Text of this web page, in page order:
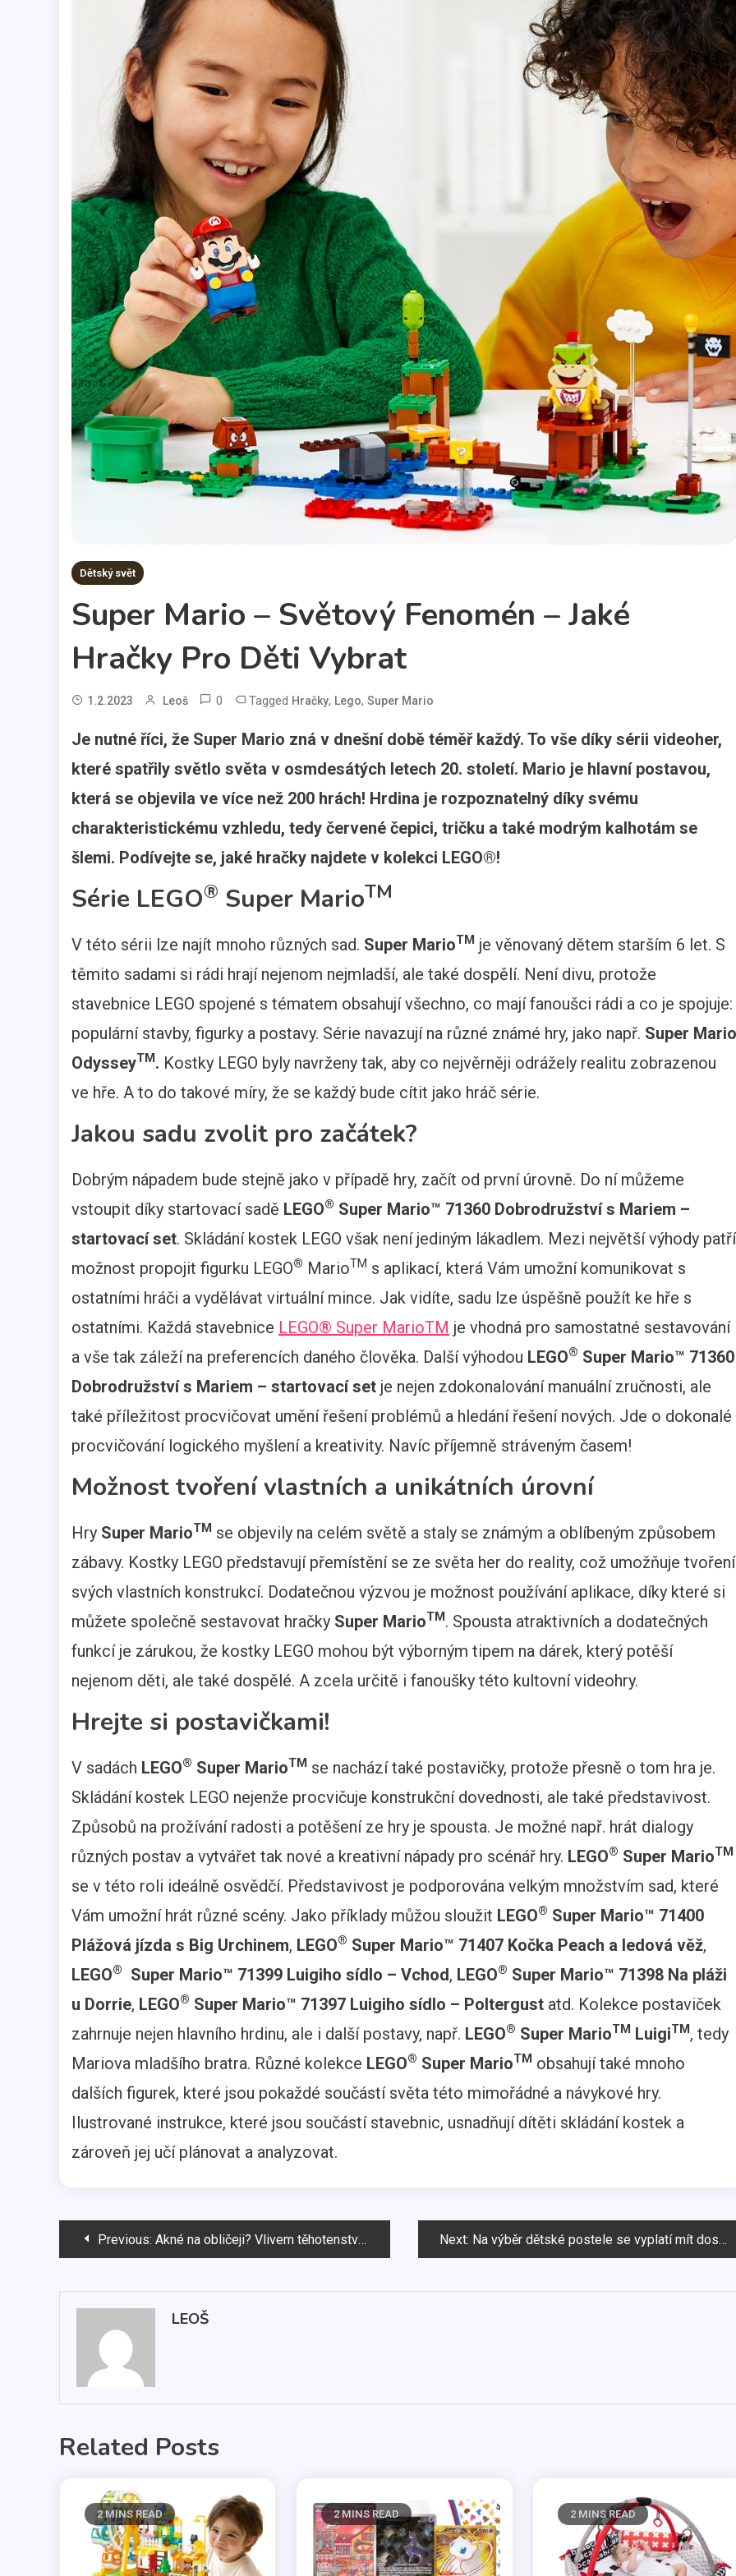
Dětský svět
Super Mario – Světový Fenomén – Jaké
Hračky Pro Děti Vybrat
1.2.2023 Leoš 0 Tagged Hračky, Lego, Super Mario
Je nutné říci, že Super Mario zná v dnešní době téměř každý. To vše díky sérii videoher,
které spatřily světlo světa v osmdesátých letech 20. století. Mario je hlavní postavou,
která se objevila ve více než 200 hrách! Hrdina je rozpoznatelný díky svému
charakteristickému vzhledu, tedy červené čepici, tričku a také modrým kalhotám se
šlemi. Podívejte se, jaké hračky najdete v kolekci LEGO®!
Série LEGO® Super MarioTM
V této sérii lze najít mnoho různých sad. Super MarioTM je věnovaný dětem starším 6 let. S
těmito sadami si rádi hrají nejenom nejmladší, ale také dospělí. Není divu, protože
stavebnice LEGO spojené s tématem obsahují všechno, co mají fanoušci rádi a co je spojuje:
populární stavby, figurky a postavy. Série navazují na různé známé hry, jako např. Super Mario
OdysseyTM. Kostky LEGO byly navrženy tak, aby co nejvěrněji odrážely realitu zobrazenou
ve hře. A to do takové míry, že se každý bude cítit jako hráč série.
Jakou sadu zvolit pro začátek?
Dobrým nápadem bude stejně jako v případě hry, začít od první úrovně. Do ní můžeme
vstoupit díky startovací sadě LEGO® Super Mario™ 71360 Dobrodružství s Mariem –
startovací set. Skládání kostek LEGO však není jediným lákadlem. Mezi největší výhody patří
možnost propojit figurku LEGO® MarioTM s aplikací, která Vám umožní komunikovat s
ostatními hráči a vydělávat virtuální mince. Jak vidíte, sadu lze úspěšně použít ke hře s
ostatními. Každá stavebnice LEGO® Super MarioTM je vhodná pro samostatné sestavování
a vše tak záleží na preferencích daného člověka. Další výhodou LEGO® Super Mario™ 71360
Dobrodružství s Mariem – startovací set je nejen zdokonalování manuální zručnosti, ale
také příležitost procvičovat umění řešení problémů a hledání řešení nových. Jde o dokonalé
procvičování logického myšlení a kreativity. Navíc příjemně stráveným časem!
Možnost tvoření vlastních a unikátních úrovní
Hry Super MarioTM se objevily na celém světě a staly se známým a oblíbeným způsobem
zábavy. Kostky LEGO představují přemístění se ze světa her do reality, což umožňuje tvoření
svých vlastních konstrukcí. Dodatečnou výzvou je možnost používání aplikace, díky které si
můžete společně sestavovat hračky Super MarioTM. Spousta atraktivních a dodatečných
funkcí je zárukou, že kostky LEGO mohou být výborným tipem na dárek, který potěší
nejenom děti, ale také dospělé. A zcela určitě i fanoušky této kultovní videohry.
Hrejte si postavičkami!
V sadách LEGO® Super MarioTM se nachází také postavičky, protože přesně o tom hra je.
Skládání kostek LEGO nejenže procvičuje konstrukční dovednosti, ale také představivost.
Způsobů na prožívání radosti a potěšení ze hry je spousta. Je možné např. hrát dialogy
různých postav a vytvářet tak nové a kreativní nápady pro scénář hry. LEGO® Super MarioTM
se v této roli ideálně osvědčí. Představivost je podporována velkým množstvím sad, které
Vám umožní hrát různé scény. Jako příklady můžou sloužit LEGO® Super Mario™ 71400
Plážová jízda s Big Urchinem, LEGO® Super Mario™ 71407 Kočka Peach a ledová věž,
LEGO® Super Mario™ 71399 Luigiho sídlo – Vchod, LEGO® Super Mario™ 71398 Na pláži
u Dorrie, LEGO® Super Mario™ 71397 Luigiho sídlo – Poltergust atd. Kolekce postaviček
zahrnuje nejen hlavního hrdinu, ale i další postavy, např. LEGO® Super MarioTM LuigiTM, tedy
Mariova mladšího bratra. Různé kolekce LEGO® Super MarioTM obsahují také mnoho
dalších figurek, které jsou pokaždé součástí světa této mimořádné a návykové hry.
Ilustrované instrukce, které jsou součástí stavebnic, usnadňují dítěti skládání kostek a
zároveň jej učí plánovat a analyzovat.
Navigace
příspěvek
Previous: Akné na obličeji? Vlivem těhotenství může docházet i k edémům a ke zvětšení nosu! Next: Na výběr dětské postele se vyplatí mít dostatek času a informací
LEOŠ
Related Posts
2 MINS READ 2 MINS READ 2 MINS READ